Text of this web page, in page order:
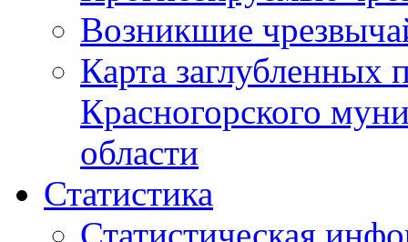
Возникшие
Карта
Красногорского
области
Статистика
Статистическая